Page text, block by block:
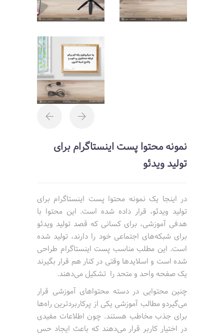
نمونه محتوا پست اینستاگرام برای
تولید ویدئو
در اینجا یک نمونه محتوا پست اینستاگرام برای
تولید ویدئو، قرار داده شده است. این محتوا با
هدفی آموزشی، برای کسانی که قصد تولید ویدئو
برای شبکه‌های اجتماعی خود را دارند، تولید شده
است. این مطلب مناسب پست اینستاگرام طراحی
شده است و اسلایدها وقتی در کنار هم قرار بگیرند
یک صفحه واحد و متحد را تشکیل می‌دهند.
چنین محتوایی در دسته محتواهای آموزشی قرار
می‌گیردو مطالب آموزشی یکی از پرکاربردترین راه‌ها
برای جذب مخاطب هستند. چون اطلاعات مفیدی
در اختیار کاربر قرار می‌دهند که باعث ایجاد حس